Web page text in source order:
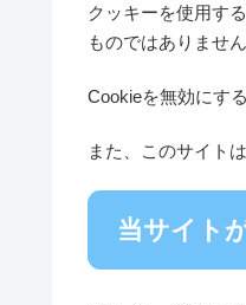
クッキーを使用す
ものではありません
Cookieを無効にす
また、このサイト
当サイト